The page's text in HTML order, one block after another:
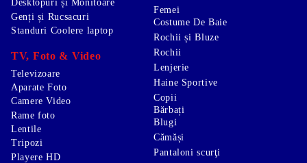
Desktopuri și Monitoare
Genți și Rucsacuri
Standuri Coolere laptop
TV, Foto & Video
Televizoare
Aparate Foto
Camere Video
Rame foto
Lentile
Tripozi
Playere HD
Femei
Costume De Baie
Rochii și Bluze
Rochii
Lenjerie
Haine Sportive
Copii
Bărbați
Blugi
Cămăși
Pantaloni scurţi